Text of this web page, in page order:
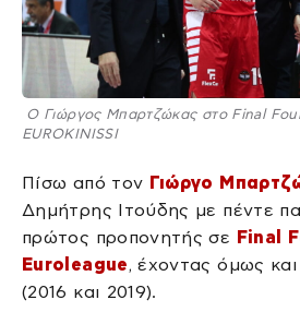
Ο Γιώργος Μπαρτζώκας στο Final
EUROKINISSI
Πίσω από τον Γιώργο
Δημήτρης Ιτούδης με πέντε
πρώτος προπονητής σε Final
Euroleague, έχοντας όμως
(2016 και 2019).